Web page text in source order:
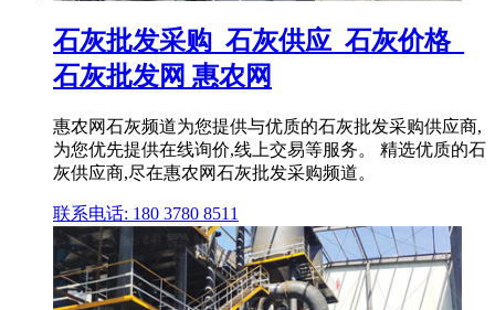
石灰批发采购_石灰供应_石灰价格_
石灰批发网 惠农网
惠农网石灰频道为您提供与优质的石灰批发采购供应商,
为您优先提供在线询价,线上交易等服务。 精选优质的石
灰供应商,尽在惠农网石灰批发采购频道。
联系电话: 180 3780 8511